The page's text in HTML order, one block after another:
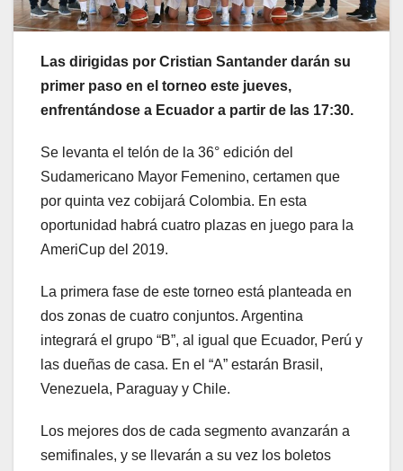
Las dirigidas por Cristian Santander darán su
primer paso en el torneo este jueves,
enfrentándose a Ecuador a partir de las 17:30.
Se levanta el telón de la 36° edición del
Sudamericano Mayor Femenino, certamen que
por quinta vez cobijará Colombia. En esta
oportunidad habrá cuatro plazas en juego para la
AmeriCup del 2019.
La primera fase de este torneo está planteada en
dos zonas de cuatro conjuntos. Argentina
integrará el grupo “B”, al igual que Ecuador, Perú y
las dueñas de casa. En el “A” estarán Brasil,
Venezuela, Paraguay y Chile.
Los mejores dos de cada segmento avanzarán a
semifinales, y se llevarán a su vez los boletos